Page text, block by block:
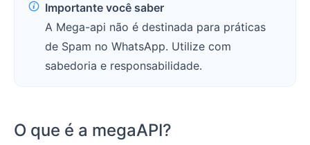
Importante você saber
A Mega-api não é destinada para práticas
de Spam no WhatsApp. Utilize com
sabedoria e responsabilidade.
O que é a megaAPI?